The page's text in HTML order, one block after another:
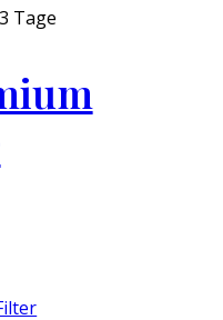
Tage